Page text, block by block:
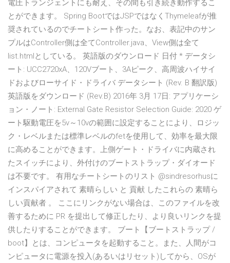
電圧トランジェントにも耐え、その間も引き続き動作するこ
とができます。 Spring BootではJSPではなくThymeleafが推
奨されているのでチートシート作った。なお、表記中のサン
プルはController側は全てController.java、View側は全て
list.htmlとしている。 英語版のダウンロード 日付 * データシ
ート: UCC2720xA、120Vブート、3Aピーク、高周波ハイサイ
ドおよびローサイド・ドライバ データシート (Rev. B 翻訳版)
英語版をダウンロード (Rev.B) 2016年 3月 17日: アプリケーシ
ョン・ノート: External Gate Resistor Selection Guide: 2020 ゲ
ート駆動電圧を5v～10vの範囲に設定することにより、ロジッ
ク・レベルまたは標準レベルのfetを使用して、効率を最大限
に高めることができます。上側ゲート・ドライバに内蔵され
たスイッチにより、外付けのブートストラップ・ダイオード
は不要です。 有用なチートシートのリスト @sindresorhusに
インスパイアされて 素晴らしい と 貢献 したこれらの 素晴ら
しい貢献者 。 ここにリンクがない場合は、このファイルを改
善するために PR を提出して修正したり、より良いリンクを提
供したりすることができます。 ブート【ブートストラップ /
boot】とは、コンピュータを起動すること。また、人間がコ
ンピュータに電源を投入(あるいはリセット)してから、OSが